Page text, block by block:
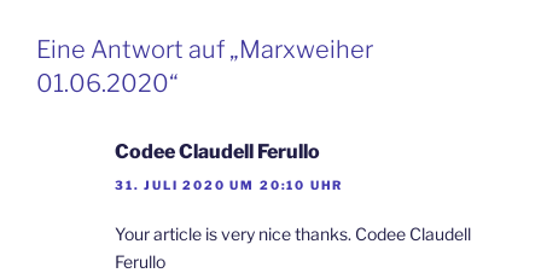
Eine Antwort auf „Marxweiher
01.06.2020“
Codee Claudell Ferullo
31. JULI 2020 UM 20:10 UHR
Your article is very nice thanks. Codee Claudell
Ferullo